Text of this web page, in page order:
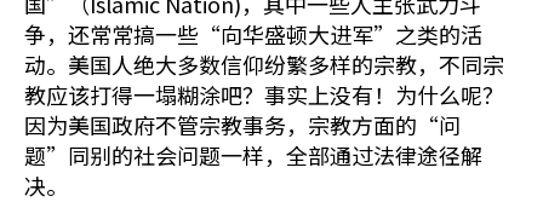
争，还常常搞一些“向华盛顿大进军”之类的活
动。美国人绝大多数信仰纷繁多样的宗教，不同宗
教应该打得一塌糊涂吧？事实上没有！为什么呢？
因为美国政府不管宗教事务，宗教方面的“问
题”同别的社会问题一样，全部通过法律途径解
决。